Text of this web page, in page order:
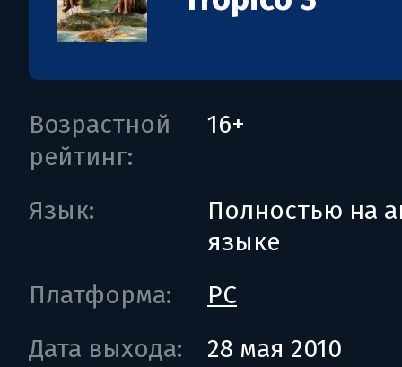
Возрастной
рейтинг:
16+
Язык:
Полностью на
языке
Платформа:
PC
Дата выхода:
28 мая 2010